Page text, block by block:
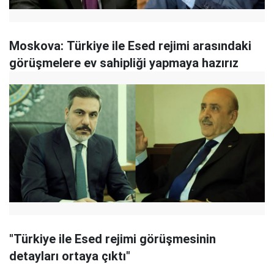
Moskova: Türkiye ile Esed rejimi arasındaki
görüşmelere ev sahipliği yapmaya hazırız
"Türkiye ile Esed rejimi görüşmesinin
detayları ortaya çıktı"